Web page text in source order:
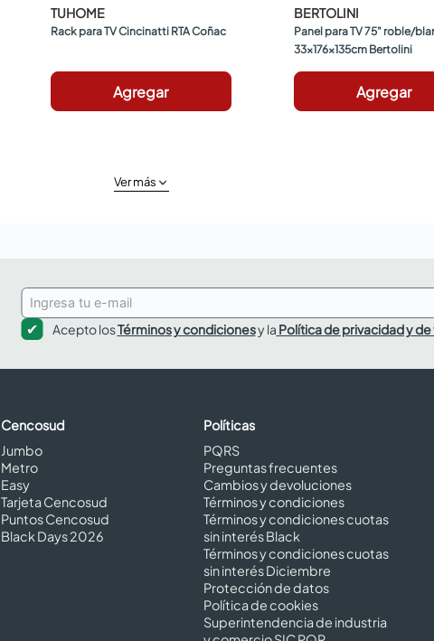
TUHOME
Rack para TV Cincinatti RTA Coñac
Agregar
BERTOLINI
Panel para TV 75" roble/
33x176x135cm Bertolini
Agregar
Ver más
Acepto losTérminos y condicionesy la Política de privacidad y
Cencosud
Jumbo
Metro
Easy
Tarjeta Cencosud
Puntos Cencosud
Black Days 2026
Políticas
PQRS
Preguntas frecuentes
Cambios y devoluciones
Términos y condiciones
Términos y condiciones cuotas
sin interés Black
Términos y condiciones cuotas
sin interés Diciembre
Protección de datos
Política de cookies
Superintendencia de industria